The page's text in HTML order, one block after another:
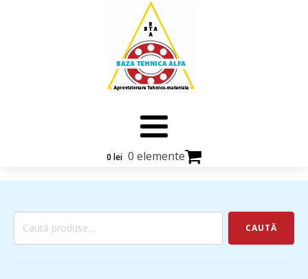
0 lei 0 elemente
Caută
CAUTĂ